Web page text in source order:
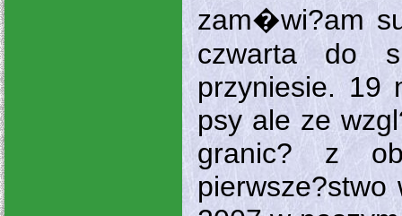
zam�wi?am
czwarta do
przyniesie. 19
psy ale ze
granic? z
pierwsze?stwo